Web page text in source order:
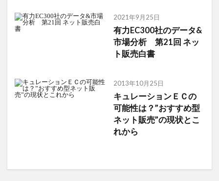
2021年9月25日
有力EC300社のデータ&
市場分析 第21回 ネッ
ト販売白書
2013年10月25日
キュレーションＥＣの
可能性は？”おすすめ型
ネット販売”の現状とこ
れから